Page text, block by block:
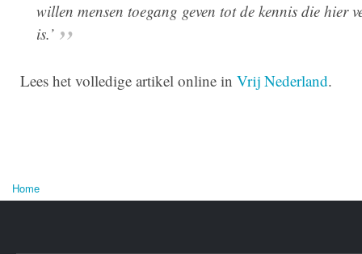
willen mensen toegang geven tot de kennis die hier
is.’
Lees het volledige artikel online in Vrij Nederland.
U bent hier
Home